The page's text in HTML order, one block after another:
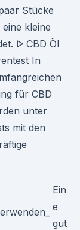
Stücke
kleine
ᐅ CBD Öl
In
für CBD
unter
mit den
Ein
e
gut